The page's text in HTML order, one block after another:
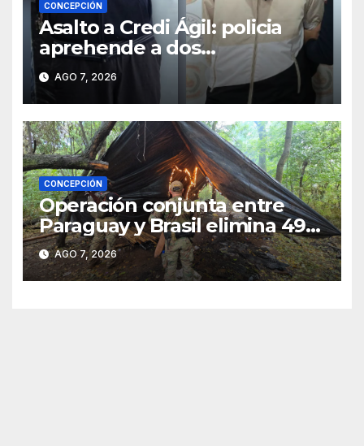
CONCEPCIÓN
Asalto a Credi Ágil: policia
aprehende a dos
sospechosos e incauta
evidencias en Concepción
AGO 7, 2026
CONCEPCIÓN
Operación conjunta entre
Paraguay y Brasil elimina 498
toneladas de marihuana en
Amambay
AGO 7, 2026